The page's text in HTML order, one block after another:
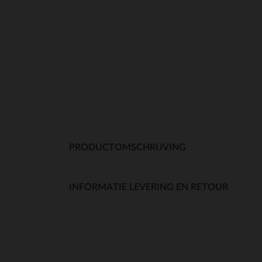
PRODUCTOMSCHRIJVING
INFORMATIE LEVERING EN RETOUR